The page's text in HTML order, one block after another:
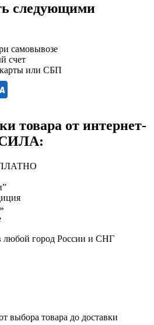
следующими
самовывозе
счет
или СБП
товара от интернет-
любой город России и СНГ
выбора товара до доставки